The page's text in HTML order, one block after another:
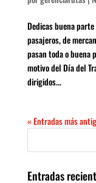
Dedicas buena
pasajeros, de
pasan toda o buena
motivo del Día del
dirigidos...
« Entradas más
Entradas